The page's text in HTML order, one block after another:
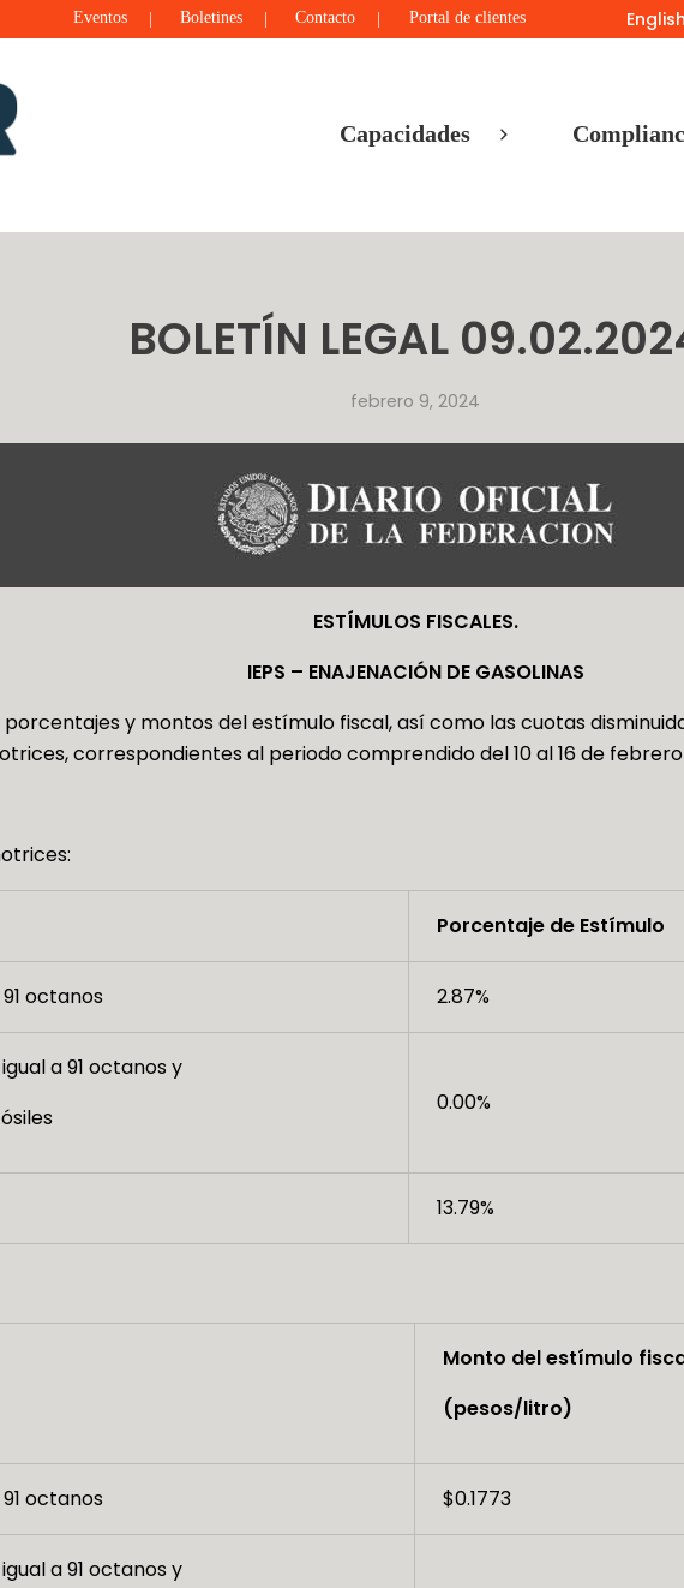
Eventos Boletines Contacto Portal de clientes
Capacidades
BOLETÍN LEGAL
febrero 9, 2024
ESTÍMULOS FISCALES.
IEPS – ENAJENACIÓN DE GASOLINAS
y montos del estímulo fiscal, así como las cuotas
correspondientes al periodo comprendido del 10 al 16 de
Porcentaje de Estímulo
octanos 2.87%
a 91 octanos y
0.00%
13.79%
Monto del estímulo
(pesos/litro)
octanos $0.1773
a 91 octanos y